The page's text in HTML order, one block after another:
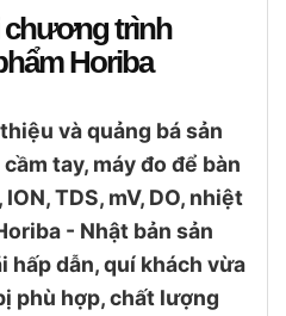
chương trình
Horiba
và quảng bá sản
tay, máy đo để bàn
TDS, mV, DO, nhiệt
- Nhật bản sản
hấp dẫn, quí khách vừa
phù hợp, chất lượng